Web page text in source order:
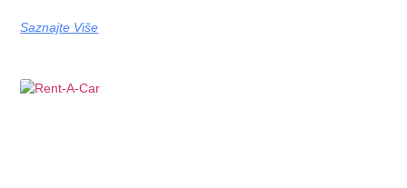
Saznajte Više